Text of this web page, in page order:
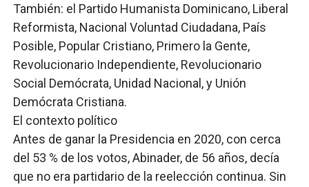
También: el Partido Humanista Dominicano, Liberal
Reformista, Nacional Voluntad Ciudadana, País
Posible, Popular Cristiano, Primero la Gente,
Revolucionario Independiente, Revolucionario
Social Demócrata, Unidad Nacional, y Unión
Demócrata Cristiana.
El contexto político
Antes de ganar la Presidencia en 2020, con cerca
del 53 % de los votos, Abinader, de 56 años, decía
que no era partidario de la reelección continua. Sin